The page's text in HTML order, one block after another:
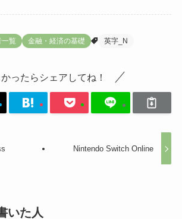
一覧 金融・経済の基礎 英字_N
かったらシェアしてね！
Nintendo Switch Online
いた人